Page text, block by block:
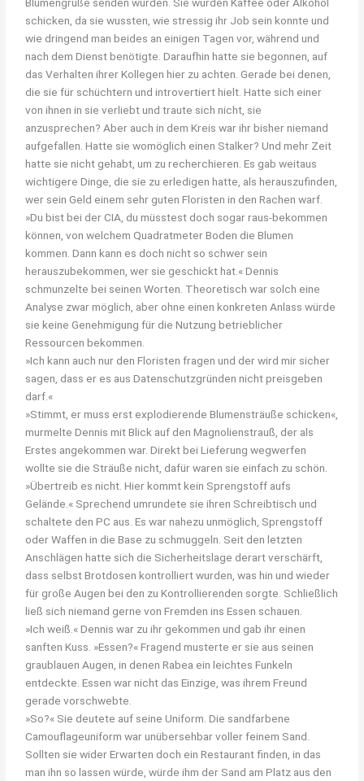
schicken, da sie wussten, wie stressig ihr Job sein konnte und
wie dringend man beides an einigen Tagen vor, während und
nach dem Dienst benötigte. Daraufhin hatte sie begonnen, auf
das Verhalten ihrer Kollegen hier zu achten. Gerade bei denen,
die sie für schüchtern und introvertiert hielt. Hatte sich einer
von ihnen in sie verliebt und traute sich nicht, sie
anzusprechen? Aber auch in dem Kreis war ihr bisher niemand
aufgefallen. Hatte sie womöglich einen Stalker? Und mehr Zeit
hatte sie nicht gehabt, um zu recherchieren. Es gab weitaus
wichtigere Dinge, die sie zu erledigen hatte, als herauszufinden,
wer sein Geld einem sehr guten Floristen in den Rachen warf.
»Du bist bei der CIA, du müsstest doch sogar raus-bekommen
können, von welchem Quadratmeter Boden die Blumen
kommen. Dann kann es doch nicht so schwer sein
herauszubekommen, wer sie geschickt hat.« Dennis
schmunzelte bei seinen Worten. Theoretisch war solch eine
Analyse zwar möglich, aber ohne einen konkreten Anlass würde
sie keine Genehmigung für die Nutzung betrieblicher
Ressourcen bekommen.
»Ich kann auch nur den Floristen fragen und der wird mir sicher
sagen, dass er es aus Datenschutzgründen nicht preisgeben
darf.«
»Stimmt, er muss erst explodierende Blumensträuße schicken«,
murmelte Dennis mit Blick auf den Magnolienstrauß, der als
Erstes angekommen war. Direkt bei Lieferung wegwerfen
wollte sie die Sträuße nicht, dafür waren sie einfach zu schön.
»Übertreib es nicht. Hier kommt kein Sprengstoff aufs
Gelände.« Sprechend umrundete sie ihren Schreibtisch und
schaltete den PC aus. Es war nahezu unmöglich, Sprengstoff
oder Waffen in die Base zu schmuggeln. Seit den letzten
Anschlägen hatte sich die Sicherheitslage derart verschärft,
dass selbst Brotdosen kontrolliert wurden, was hin und wieder
für große Augen bei den zu Kontrollierenden sorgte. Schließlich
ließ sich niemand gerne von Fremden ins Essen schauen.
»Ich weiß.« Dennis war zu ihr gekommen und gab ihr einen
sanften Kuss. »Essen?« Fragend musterte er sie aus seinen
graublauen Augen, in denen Rabea ein leichtes Funkeln
entdeckte. Essen war nicht das Einzige, was ihrem Freund
gerade vorschwebte.
»So?« Sie deutete auf seine Uniform. Die sandfarbene
Camouflageuniform war unübersehbar voller feinem Sand.
Sollten sie wider Erwarten doch ein Restaurant finden, in das
man ihn so lassen würde, würde ihm der Sand am Platz aus den